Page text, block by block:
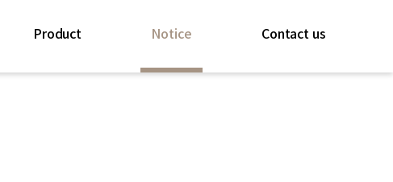
Product Notice Contact us